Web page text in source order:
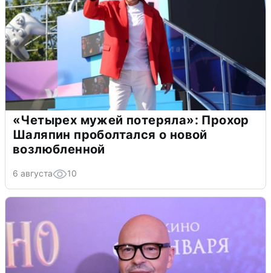
«Четырех мужей потеряла»: Прохор
Шаляпин проболтался о новой
возлюбленной
6 августа 10